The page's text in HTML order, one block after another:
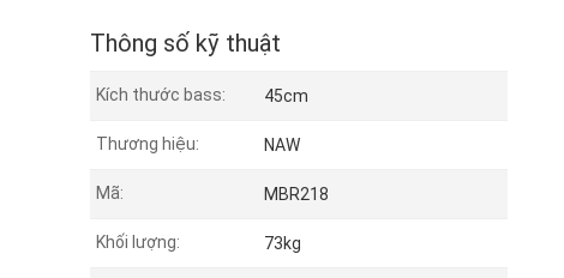
Thông số kỹ thuật
Kích thước bass: 45cm
Thương hiệu: NAW
Mã: MBR218
Khối lượng: 73kg